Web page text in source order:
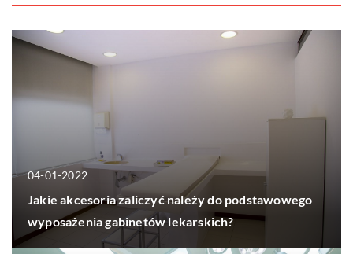
04-01-2022
Jakie akcesoria zaliczyć należy do podstawowego
wyposażenia gabinetów lekarskich?